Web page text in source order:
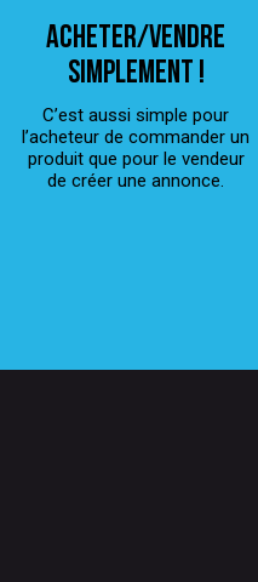
ACHETER/VENDRE
simplement !
C’est aussi simple pour
l’acheteur de commander un
produit que pour le vendeur
de créer une annonce.